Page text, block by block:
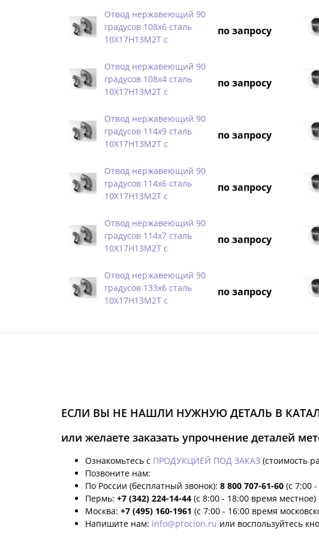
Отвод нержавеющий 90
градусов 108х6 сталь
10Х17Н13М2Т с
по запросу
Отвод нержавеющий 90
градусов 108х4 сталь
10Х17Н13М2Т с
по запросу
Отвод нержавеющий 90
градусов 114х9 сталь
10Х17Н13М2Т с
по запросу
Отвод нержавеющий 90
градусов 114х6 сталь
10Х17Н13М2Т с
по запросу
Отвод нержавеющий 90
градусов 114х7 сталь
10Х17Н13М2Т с
по запросу
Отвод нержавеющий 90
градусов 133х6 сталь
10Х17Н13М2Т с
по запросу
ЕСЛИ ВЫ НЕ НАШЛИ НУЖНУЮ ДЕТАЛЬ В
или желаете заказать упрочнение деталей
Ознакомьтесь с ПРОДУКЦИЕЙ ПОД ЗАКАЗ (стоимость
Позвоните нам:
По России (бесплатный звонок): 8 800 707-61-60 (с 7:00
Пермь: +7 (342) 224-14-44 (с 8:00 - 18:00 время местное)
Москва: +7 (495) 160-1961 (с 7:00 - 16:00 время
Напишите нам: info@procion.ru или воспользуйтесь